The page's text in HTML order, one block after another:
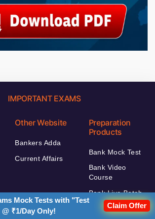
IMPORTANT EXAMS
Other Website
Bankers Adda
Current Affairs
Preparation
Products
Bank Mock Test
Bank Video
Course
Bank Live Batch
Bank E-Books
Mock Tests with "Test
₹1/Day Only!
Claim Offer